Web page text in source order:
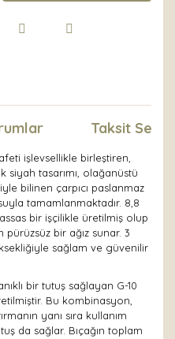
Taksit
işlevsellikle birleştiren,
siyah tasarımı, olağanüstü
bilinen çarpıcı paslanmaz
tamamlanmaktadır. 8,8
bir işçilikle üretilmiş olup
bir ağız sunar. 3
sağlam ve güvenilir
bir tutuş sağlayan G-10
Bu kombinasyon,
yanı sıra kullanım
da sağlar. Bıçağın toplam